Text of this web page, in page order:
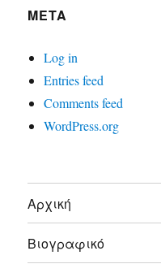
META
Log in
Entries feed
Comments feed
WordPress.org
Αρχική
Βιογραφικό